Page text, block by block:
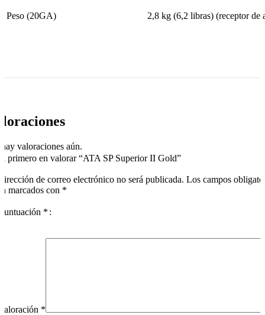
Peso (20GA) 2,8 kg (6,2 libras) (receptor de
valoraciones aún.
primero en valorar “ATA SP Superior II Gold”
de correo electrónico no será publicada. Los campos
marcados con *
*
*